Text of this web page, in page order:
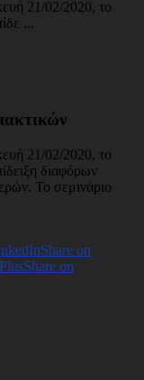
21/02/2020, το
...
21/02/2020, το
διαφόρων
Το σεμινάριο
Share on
Share on